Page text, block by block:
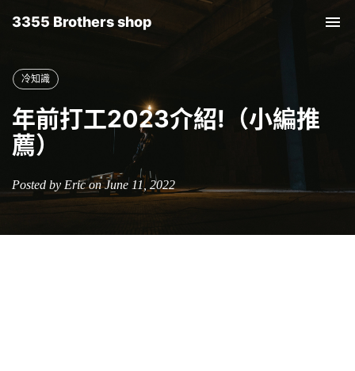
3355 Brothers shop
冷知識
年前打工2023介紹!（小編推
薦）
Posted by Eric on June 11, 2022